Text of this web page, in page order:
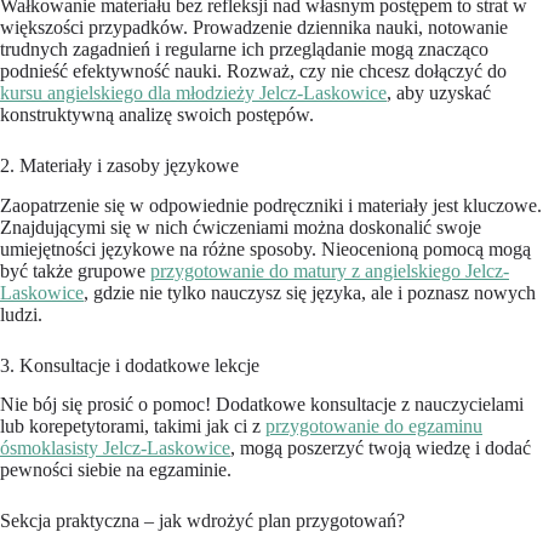
Wałkowanie materiału bez refleksji nad własnym postępem to strat w
większości przypadków. Prowadzenie dziennika nauki, notowanie
trudnych zagadnień i regularne ich przeglądanie mogą znacząco
podnieść efektywność nauki. Rozważ, czy nie chcesz dołączyć do
kursu angielskiego dla młodzieży Jelcz-Laskowice, aby uzyskać
konstruktywną analizę swoich postępów.
2. Materiały i zasoby językowe
Zaopatrzenie się w odpowiednie podręczniki i materiały jest kluczowe.
Znajdującymi się w nich ćwiczeniami można doskonalić swoje
umiejętności językowe na różne sposoby. Nieocenioną pomocą mogą
być także grupowe przygotowanie do matury z angielskiego Jelcz-
Laskowice, gdzie nie tylko nauczysz się języka, ale i poznasz nowych
ludzi.
3. Konsultacje i dodatkowe lekcje
Nie bój się prosić o pomoc! Dodatkowe konsultacje z nauczycielami
lub korepetytorami, takimi jak ci z przygotowanie do egzaminu
ósmoklasisty Jelcz-Laskowice, mogą poszerzyć twoją wiedzę i dodać
pewności siebie na egzaminie.
Sekcja praktyczna – jak wdrożyć plan przygotowań?